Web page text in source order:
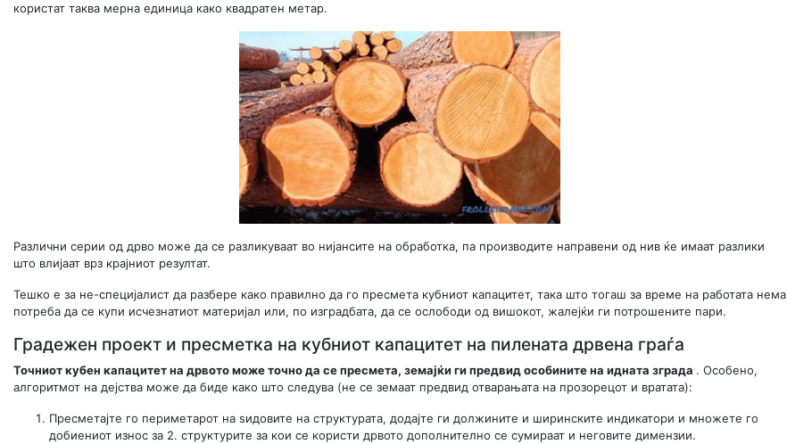
користат таква мерна единица како квадратен метар.
Различни серии од дрво може да се разликуваат во нијансите на обработка, па производите направени од нив ќе имаат разлики
што влијаат врз крајниот резултат.
Тешко е за не-специјалист да разбере како правилно да го пресмета кубниот капацитет, така што тогаш за време на работата нема
потреба да се купи исчезнатиот материјал или, по изградбата, да се ослободи од вишокот, жалејќи ги потрошените пари.
Градежен проект и пресметка на кубниот капацитет на пилената дрвена граѓа
Точниот кубен капацитет на дрвото може точно да се пресмета, земајќи ги предвид особините на идната зграда . Особено,
алгоритмот на дејства може да биде како што следува (не се земаат предвид отварањата на прозорецот и вратата):
Пресметајте го периметарот на ѕидовите на структурата, додајте ги должините и ширинските индикатори и множете го
добиениот износ за 2. структурите за кои се користи дрвото дополнително се сумираат и неговите димензии.